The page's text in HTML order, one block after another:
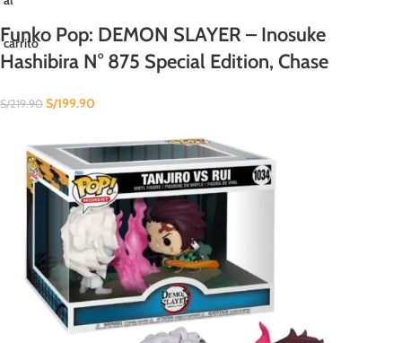
carrito
Funko Pop: DEMON SLAYER – Inosuke
Hashibira N° 875 Special Edition, Chase
S/219.90 S/199.90